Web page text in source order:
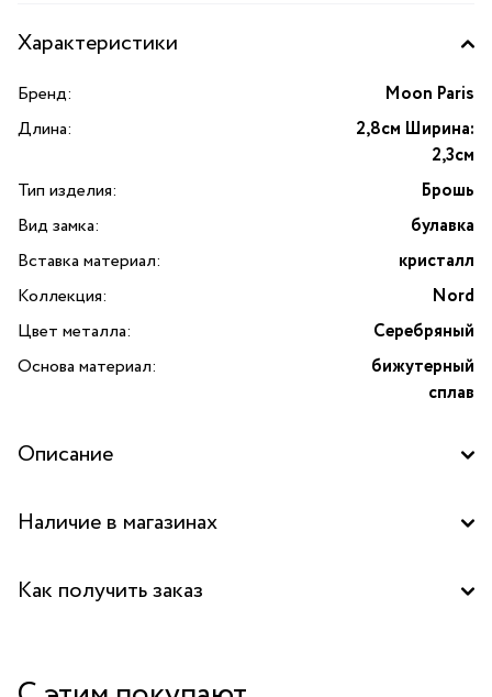
Характеристики
Бренд:
Moon Paris
Длина:
2,8см Ширина:
2,3см
Тип изделия:
Брошь
Вид замка:
булавка
Вставка материал:
кристалл
Коллекция:
Nord
Цвет металла:
Серебряный
Основа материал:
бижутерный
сплав
Описание
чернением. Выполнена в виде игрушечного щенка с
кристаллами. Трогательное украшение, напоминающее о
Наличие в магазинах
Бутик "La Nature" в ТЦ "Таганский пассаж", Москва
Как получить заказ